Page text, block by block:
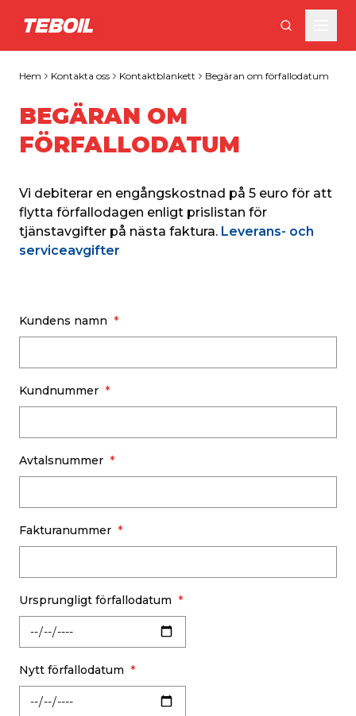
Gå till huvudinnehållet
Hem Kontakta oss Kontaktblankett Begäran om förfallodatum
BEGÄRAN OM
FÖRFALLODATUM
Vi debiterar en engångskostnad på 5 euro för att
flytta förfallodagen enligt prislistan för
tjänstavgifter på nästa faktura. Leverans- och
serviceavgifter
Kundens namn
Kundnummer
Avtalsnummer
Fakturanummer
Ursprungligt förfallodatum
Nytt förfallodatum